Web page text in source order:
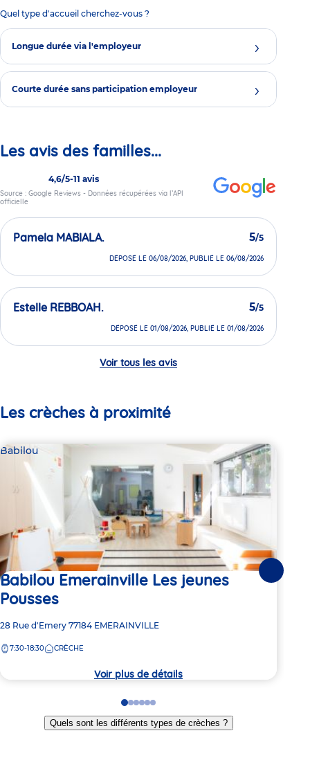
Quel type d'accueil cherchez-vous ?
Longue durée via l'employeur
Courte durée sans participation employeur
Les avis des familles...
4,6/5-11 avis
Source : Google Reviews - Données récupérées via l’API
officielle
Pamela MABIALA. 5/5
DÉPOSÉ LE 06/08/2026, PUBLIÉ LE 06/08/2026
Estelle REBBOAH. 5/5
DÉPOSÉ LE 01/08/2026, PUBLIÉ LE 01/08/2026
Voir tous les avis
Les crèches à proximité
Babilou
Babilou Emerainville Les jeunes
Pousses
Adresse
la
28 Rue d'Emery 77184 EMERAINVILLE
7:30-18:30 CRÈCHE
Voir plus de détails
Go
to
slide
Go
to
slide
Go
to
slide
Go
to
slide
Go
to
slide
Go
to
slide
Quels sont les différents types de crèches ?